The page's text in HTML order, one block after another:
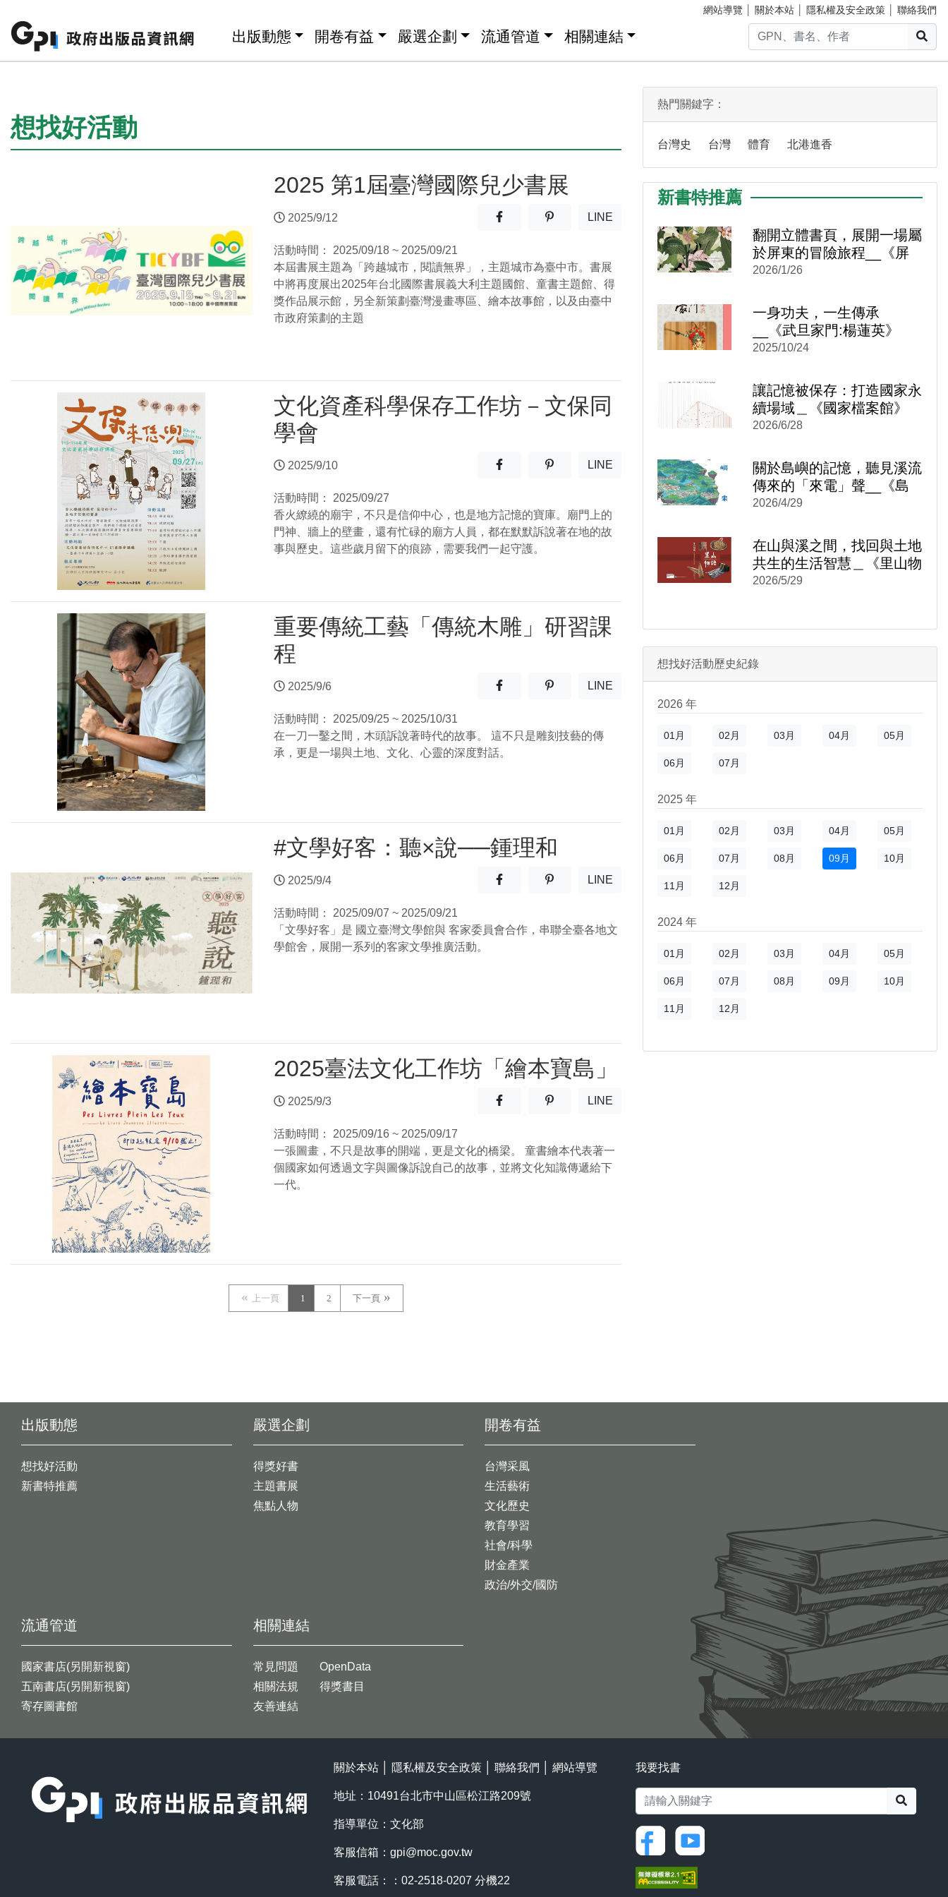
網站導覽 關於本站 隱私權及安全政策 聯絡我們
出版動態 開卷有益 嚴選企劃 流通管道 相關連結
想找好活動
2025 第1屆臺灣國際兒少書展
2025/9/12 分享至facebook(另開新視窗)
分享至噗浪(另開新視窗)
LINE
(另開新視窗)
活動時間：
2025/09/18 ~ 2025/09/21
本屆書展主題為「跨越城市，閱讀無界」，主題城市為臺中市。書展
中將再度展出2025年台北國際書展義大利主題國館、童書主題館、得
獎作品展示館，另全新策劃臺灣漫畫專區、繪本故事館，以及由臺中
市政府策劃的主題
文化資產科學保存工作坊－文保同
學會
2025/9/10 分享至facebook(另開新視窗)
分享至噗浪(另開新視窗)
LINE
(另開新視窗)
活動時間：
2025/09/27
香火繚繞的廟宇，不只是信仰中心，也是地方記憶的寶庫。廟門上的
門神、牆上的壁畫，還有忙碌的廟方人員，都在默默訴說著在地的故
事與歷史。這些歲月留下的痕跡，需要我們一起守護。
重要傳統工藝「傳統木雕」研習課
程
2025/9/6 分享至facebook(另開新視窗)
分享至噗浪(另開新視窗)
LINE
(另開新視窗)
活動時間：
2025/09/25 ~ 2025/10/31
在一刀一鑿之間，木頭訴說著時代的故事。 這不只是雕刻技藝的傳
承，更是一場與土地、文化、心靈的深度對話。
#文學好客：聽×說──鍾理和
2025/9/4 分享至facebook(另開新視窗)
分享至噗浪(另開新視窗)
LINE
活動時間：
2025/09/07 ~ 2025/09/21
「文學好客」是 國立臺灣文學館與 客家委員會合作，串聯全臺各地文
學館舍，展開一系列的客家文學推廣活動。
2025臺法文化工作坊「繪本寶島」
2025/9/3 分享至facebook(另開新視窗)
分享至噗浪(另開新視窗)
LINE
活動時間：
2025/09/16 ~ 2025/09/17
一張圖畫，不只是故事的開端，更是文化的橋梁。 童書繪本代表著一
個國家如何透過文字與圖像訴說自己的故事，並將文化知識傳遞給下
一代。
上一頁 1 2 下一頁
熱門關鍵字：
台灣史 台灣 體育 北港進香
新書特推薦
翻開立體書頁，展開一場屬
於屏東的冒險旅程__《屏
東實習中—穿越、解密與召
2026/1/26
一身功夫，一生傳承
__《武旦家門:楊蓮英》
2025/10/24
讓記憶被保存：打造國家永
續場域＿《國家檔案館》
2026/6/28
關於島嶼的記憶，聽見溪流
傳來的「來電」聲__《島
嶼來電：台灣水力發電時空
2026/4/29
在山與溪之間，找回與土地
共生的生活智慧＿《里山物
語：大安溪左岸的山村生活
2026/5/29
想找好活動歷史紀錄
2026 年
01月 02月 03月 04月 05月
06月 07月
2025 年
01月 02月 03月 04月 05月
06月 07月 08月 09月 10月
11月 12月
2024 年
01月 02月 03月 04月 05月
06月 07月 08月 09月 10月
11月 12月
出版動態
想找好活動
新書特推薦
開卷有益
台灣采風
生活藝術
文化歷史
教育學習
社會/科學
財金產業
政治/外交/國防
嚴選企劃
得獎好書
主題書展
焦點人物
流通管道
國家書店(另開新視窗)
五南書店(另開新視窗)
寄存圖書館
相關連結
常見問題
相關法規
友善連結
OpenData
得獎書目
關於本站 隱私權及安全政策 聯絡我們 網站導覽
地址：10491台北市中山區松江路209號
指導單位：文化部
客服信箱： gpi@moc.gov.tw
客服電話：：02-2518-0207 分機22
我要找書